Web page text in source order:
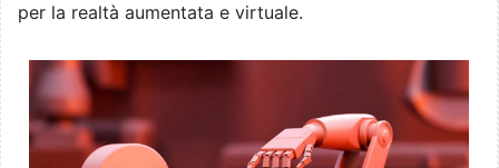
per la realtà aumentata e virtuale.